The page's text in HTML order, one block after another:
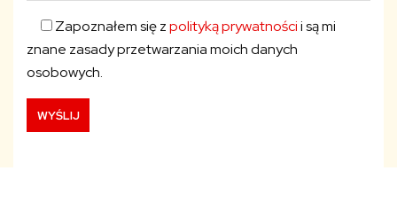
Zapoznałem się zpolityką prywatnościi są mi
znane zasady przetwarzania moich danych
osobowych.